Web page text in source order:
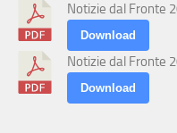
Notizie dal Fronte
Download
Notizie dal Fronte
Download